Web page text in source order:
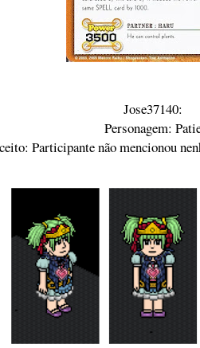
Jose37140:
Personagem:
Participante não mencionou